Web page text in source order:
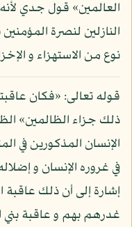
العالمين» قول جدي
النازلين لنصرة
نوع من الاستهزاء و
قوله تعالى: «فكان
ذلك جزاء الظالمين»
الإنسان المذكورين في
في غروره الإنسان و
إشارة إلى أن ذلك عاقبة
غدرهم بهم و عاقبة بني